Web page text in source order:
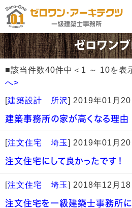
■該当件数40件中＜1 ～ 10を
へ>
[建築設計 所沢] 2019年01月20
建築事務所の家が高くなる理由
[注文住宅 埼玉] 2019年01月20
注文住宅にして良かったです！
[注文住宅 埼玉] 2018年12月18
注文住宅を一級建築士事務所に